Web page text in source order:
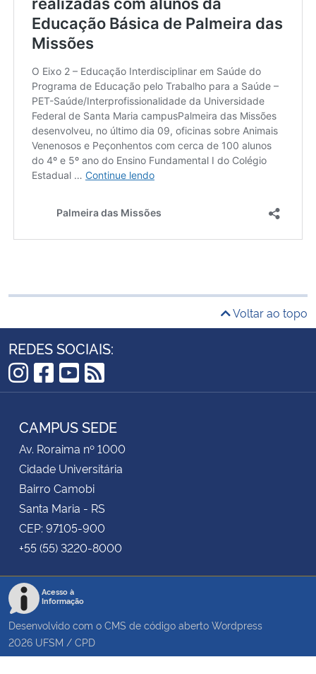
Voltar ao topo
REDES SOCIAIS:
Instagram
Facebook
YouTube
RSS
CAMPUS SEDE
Av. Roraima nº 1000
Cidade Universitária
Bairro Camobi
Santa Maria - RS
CEP: 97105-900
+55 (55) 3220-8000
Acesso à
Informação
Desenvolvido com o CMS de código aberto Wordpress
2026 UFSM / CPD